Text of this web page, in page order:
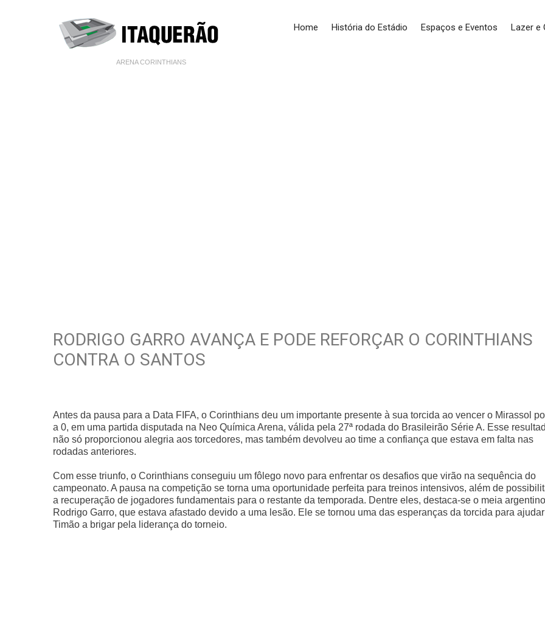
ARENA CORINTHIANS
Home História do Estádio Espaços e Eventos Lazer e
RODRIGO GARRO AVANÇA E PODE REFORÇAR O CORINTHIANS
CONTRA O SANTOS
Antes da pausa para a Data FIFA, o Corinthians deu um importante presente à sua torcida ao vencer o Mirassol
a 0, em uma partida disputada na Neo Química Arena, válida pela 27ª rodada do Brasileirão Série A. Esse
não só proporcionou alegria aos torcedores, mas também devolveu ao time a confiança que estava em falta nas
rodadas anteriores.
Com esse triunfo, o Corinthians conseguiu um fôlego novo para enfrentar os desafios que virão na sequência do
campeonato. A pausa na competição se torna uma oportunidade perfeita para treinos intensivos, além de
a recuperação de jogadores fundamentais para o restante da temporada. Dentre eles, destaca-se o meia argentino
Rodrigo Garro, que estava afastado devido a uma lesão. Ele se tornou uma das esperanças da torcida para
Timão a brigar pela liderança do torneio.